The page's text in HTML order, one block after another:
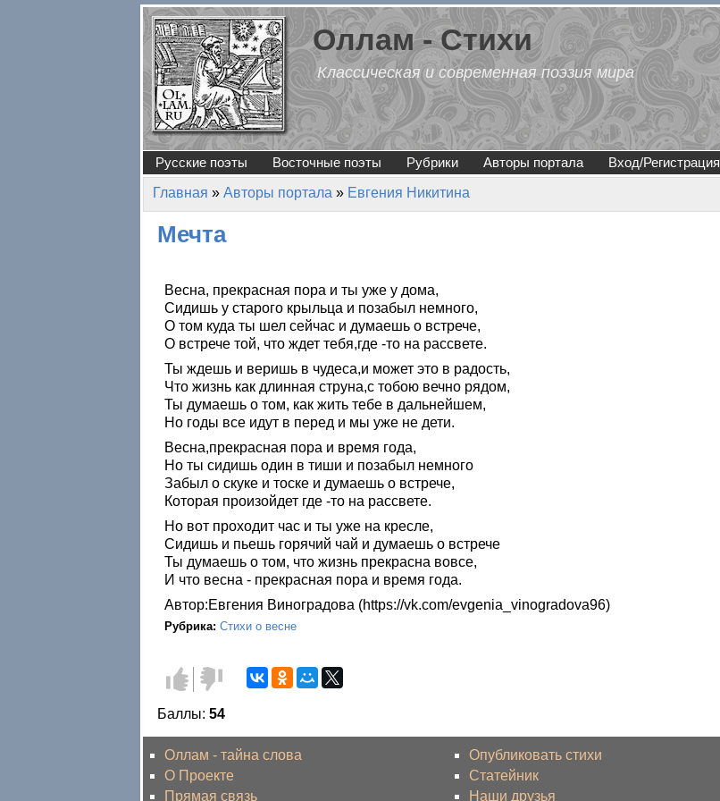
Перейти к основному содержанию
Оллам - Стихи
Классическая и современная поэзия мира
Русские поэты Восточные поэты Рубрики Авторы портала Вход/Регистрация
Вы здесь
Главная » Авторы портала » Евгения Никитина
Мечта
Весна, прекрасная пора и ты уже у дома,
Сидишь у старого крыльца и позабыл немного,
О том куда ты шел сейчас и думаешь о встрече,
О встрече той, что ждет тебя,где -то на рассвете.
Ты ждешь и веришь в чудеса,и может это в радость,
Что жизнь как длинная струна,с тобою вечно рядом,
Ты думаешь о том, как жить тебе в дальнейшем,
Но годы все идут в перед и мы уже не дети.
Весна,прекрасная пора и время года,
Но ты сидишь один в тиши и позабыл немного
Забыл о скуке и тоске и думаешь о встрече,
Которая произойдет где -то на рассвете.
Но вот проходит час и ты уже на кресле,
Сидишь и пьешь горячий чай и думаешь о встрече
Ты думаешь о том, что жизнь прекрасна вовсе,
И что весна - прекрасная пора и время года.
Автор:Евгения Виноградова (https://vk.com/evgenia_vinogradova96)
Рубрика: Стихи о весне
Голос
за!
Голос
против!
Баллы: 54
Оллам - тайна слова
О Проекте
Прямая связь
Опубликовать стихи
Статейник
Наши друзья